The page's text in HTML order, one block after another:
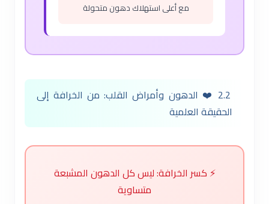
مع أعلى استهلاك دهون متحولة
2.2 ❤️ الدهون وأمراض القلب: من الخرافة إلى
الحقيقة العلمية
⚡ كسر الخرافة: ليس كل الدهون المشبعة
متساوية